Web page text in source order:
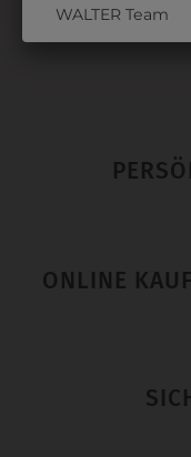
ONLINE
WALTER Team